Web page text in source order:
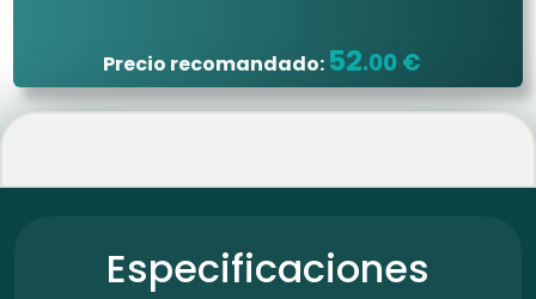
Precio recomandado: 52.00 €
Especificaciones